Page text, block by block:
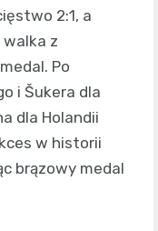
2:1, a
z
Po
i Šukera dla
dla Holandii
w historii
brązowy medal